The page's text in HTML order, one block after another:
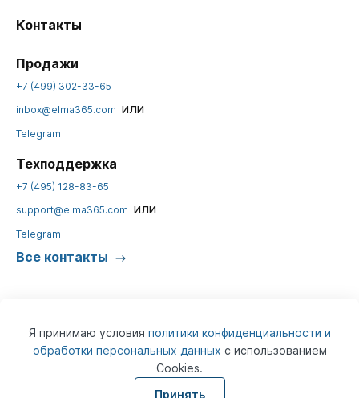
Я принимаю условия политики конфиденциальности и
обработки персональных данных с использованием
Cookies.
Принять
Контакты
Продажи
+7 (499) 302-33-65
inbox@elma365.com или
Telegram
Техподдержка
+7 (495) 128-83-65
support@elma365.com или
Telegram
Все контакты
Информация на сайте предназначена для юридических лиц и не